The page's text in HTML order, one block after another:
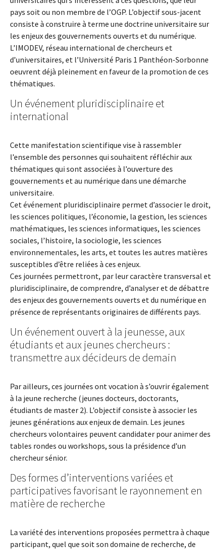
pays soit ou non membre de l’OGP. L’objectif sous-jacent
consiste à construire à terme une doctrine universitaire sur
les enjeux des gouvernements ouverts et du numérique.
L’IMODEV, réseau international de chercheurs et
d’universitaires, et l’Université Paris 1 Panthéon-Sorbonne
oeuvrent déjà pleinement en faveur de la promotion de ces
thématiques.
Un événement pluridisciplinaire et
international
Cette manifestation scientifique vise à rassembler
l’ensemble des personnes qui souhaitent réfléchir aux
thématiques qui sont associées à l’ouverture des
gouvernements et au numérique dans une démarche
universitaire.
Cet événement pluridisciplinaire permet d’associer le droit,
les sciences politiques, l’économie, la gestion, les sciences
mathématiques, les sciences informatiques, les sciences
sociales, l’histoire, la sociologie, les sciences
environnementales, les arts, et toutes les autres matières
susceptibles d’être reliées à ces enjeux.
Ces journées permettront, par leur caractère transversal et
pluridisciplinaire, de comprendre, d’analyser et de débattre
des enjeux des gouvernements ouverts et du numérique en
présence de représentants originaires de différents pays.
Un événement ouvert à la jeunesse, aux
étudiants et aux jeunes chercheurs :
transmettre aux décideurs de demain
Par ailleurs, ces journées ont vocation à s’ouvrir également
à la jeune recherche (jeunes docteurs, doctorants,
étudiants de master 2). L’objectif consiste à associer les
jeunes générations aux enjeux de demain. Les jeunes
chercheurs volontaires peuvent candidater pour animer des
tables rondes ou workshops, sous la présidence d’un
chercheur sénior.
Des formes d’interventions variées et
participatives favorisant le rayonnement en
matière de recherche
La variété des interventions proposées permettra à chaque
participant, quel que soit son domaine de recherche, de